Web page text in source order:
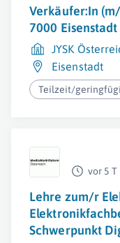
Verkäufer:In
7000 Eisenstadt
JYSK
Eisenstadt
Teilzeit/
vor 5 T
Lehre zum/r
Schwerpunkt